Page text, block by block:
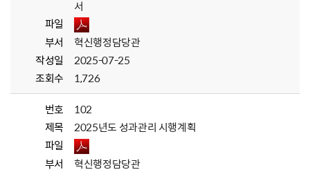
서
파일
부서
혁신행정담당관
작성일
2025-07-25
조회수
1,726
번호
102
제목
2025년도 성과관리 시행계획
파일
부서
혁신행정담당관